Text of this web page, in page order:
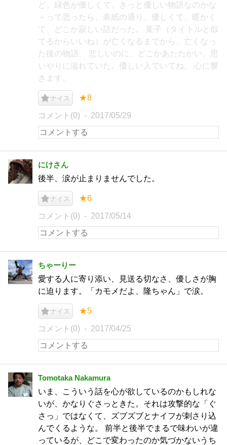
ど。緑色が優しくて、きっと優しい物語なのかな
～って思ったら、表紙の通り、優しくて、暖かく
て、どこか寂しい話だった。 葉子（タイトルと似
てるからいいね）が亡くなるまでから、亡くなっ
た後の物語。 悲しいのに、どこかあたたかい。思
いやりに溢れていた。優しい人でいてね。 心に響
きます。
ナイス ★8
コメント(0) 2017/05/29
にけさん
後半、涙が止まりませんでした。
ナイス ★6
コメント(0) 2017/05/14
ちゃーりー
愛する人に寄り添い、見送る切なさ、優しさが胸
に迫ります。「カモメだよ、隆ちゃん」で涙。
ナイス ★5
コメント(0) 2017/04/25
Tomotaka Nakamura
いま、こういう話を心が欲しているのかもしれな
いが、かなりぐさっときた。それは攻撃的な「ぐ
さっ」ではなくて、ズブズブとナイフが刺さり込
んでくるような。 前半と後半でまるで味わいが違
っているが、どこで変わったのか気づかないうち